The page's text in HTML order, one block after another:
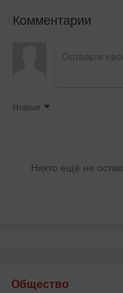
Комментарии
Новые
Никто ещё не
Общество